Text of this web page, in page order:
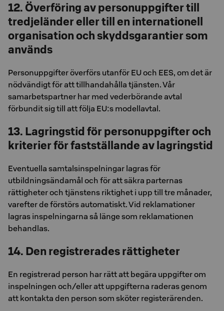
12. Överföring av personuppgifter till
tredjeländer eller till en internationell
organisation och skyddsgarantier som
används
Personuppgifter överförs utanför EU och EES, om det är
nödvändigt för att tillhandahålla tjänsten. Vår
samarbetspartner har med vederbörande avtal
förbundit sig till att följa EU:s modellavtal.
13. Lagringstid för personuppgifter och
kriterier för fastställande av lagringstid
Eventuella samtalsinspelningar lagras för
utbildningsändamål och för att säkra parternas
rättigheter och tjänstens riktighet i upp till tre månader,
varefter de förstörs automatiskt. Vid reklamationer
lagras inspelningarna så länge som reklamationen
behandlas.
14. Den registrerades rättigheter
En registrerad person har rätt att begära uppgifter om
inspelningen och/eller att uppgifterna raderas genom
att kontakta den person som sköter registerärenden.